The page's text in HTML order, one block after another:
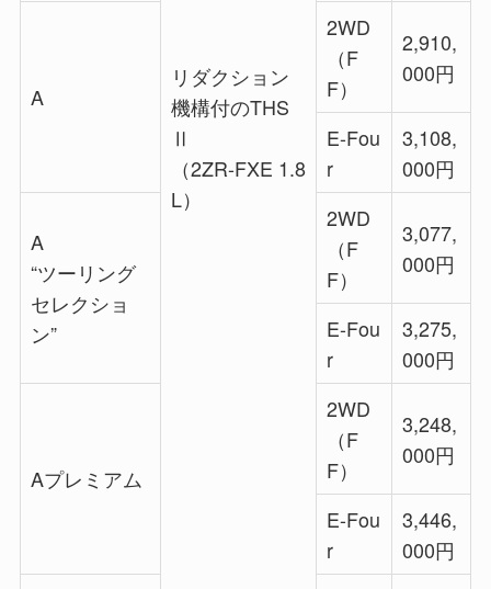
リダクション
機構付のTHS
Ⅱ
（2ZR-FXE 1.8
L）
A
2WD
（F
F）
2,910,
000円
E-Fou
r
3,108,
000円
A
“ツーリング
セレクショ
ン”
2WD
（F
F）
3,077,
000円
E-Fou
r
3,275,
000円
Aプレミアム
2WD
（F
F）
3,248,
000円
E-Fou
r
3,446,
000円